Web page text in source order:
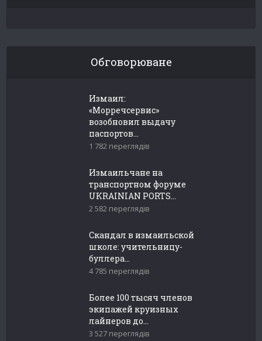
Обговорюване
Измаил:
«Морречсервис»
возобновил выдачу
паспортов...
1 782 переглядів
Измаильчане на
транспортном форуме
UKRAINIAN PORTS...
2 582 переглядів
Скандал в измаильской
школе: учительницу-
буллера...
4 785 переглядів
Более 100 тысяч членов
экипажей круизных
лайнеров до...
3 527 переглядів